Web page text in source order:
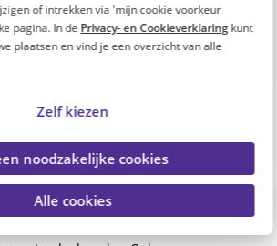
of intrekken via 'mijn cookie voorkeur
pagina. In de Privacy- en Cookieverklaringkunt
plaatsen en vind je een overzicht van alle
Zelf kiezen
noodzakelijke cookies
Alle cookies